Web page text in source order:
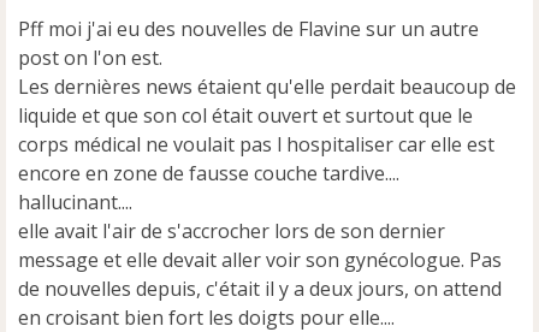
s
a
g
e
n
o
n
l
u
Pff moi j'ai eu des nouvelles de Flavine sur un autre
post on l'on est.
Les dernières news étaient qu'elle perdait beaucoup de
liquide et que son col était ouvert et surtout que le
corps médical ne voulait pas l hospitaliser car elle est
encore en zone de fausse couche tardive....
hallucinant....
elle avait l'air de s'accrocher lors de son dernier
message et elle devait aller voir son gynécologue. Pas
de nouvelles depuis, c'était il y a deux jours, on attend
en croisant bien fort les doigts pour elle....